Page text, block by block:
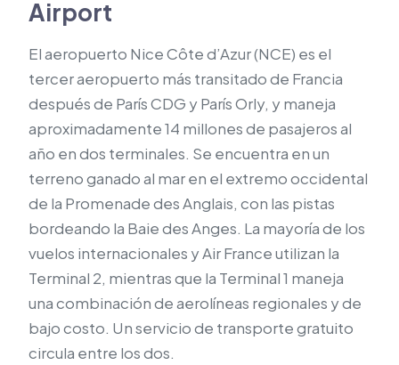
Airport
El aeropuerto Nice Côte d’Azur (NCE) es el
tercer aeropuerto más transitado de Francia
después de París CDG y París Orly, y maneja
aproximadamente 14 millones de pasajeros al
año en dos terminales. Se encuentra en un
terreno ganado al mar en el extremo occidental
de la Promenade des Anglais, con las pistas
bordeando la Baie des Anges. La mayoría de los
vuelos internacionales y Air France utilizan la
Terminal 2, mientras que la Terminal 1 maneja
una combinación de aerolíneas regionales y de
bajo costo. Un servicio de transporte gratuito
circula entre los dos.